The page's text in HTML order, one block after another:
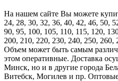
На нашем сайте Вы можете
24, 28, 30, 32, 36, 40, 42, 46, 50,
90, 95, 100, 105, 110, 115, 120,
200, 210, 220, 230, 240, 250,
Объем может быть самым
этом оперативные. Доставка
Минск, но и в другие города
Витебск, Могилев и пр.